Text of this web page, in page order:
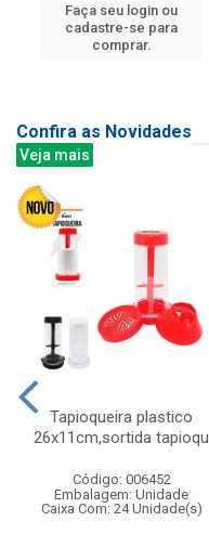
Faça seu login ou
cadastre-se para
comprar.
Confira as Novidades
Veja mais
Tapioqueira plastico
26x11cm,sortida tapioqu
Código: 006452
Embalagem: Unidade
Caixa Com: 24 Unidade(s)